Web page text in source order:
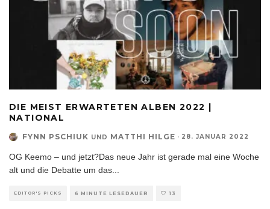
DIE MEIST ERWARTETEN ALBEN 2022 |
NATIONAL
FYNN PSCHIUK UND MATTHI HILGE · 28. JANUAR 2022
OG Keemo – und jetzt?Das neue Jahr ist gerade mal eine Woche
alt und die Debatte um das...
EDITOR'S PICKS 6 MINUTE LESEDAUER 13